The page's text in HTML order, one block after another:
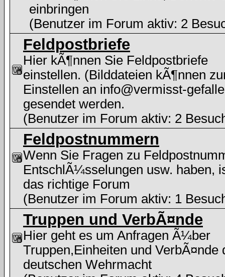
einbringen
(Benutzer im Forum aktiv: 2
Feldpostbriefe
Hier kÃ¶nnen Sie Feldpostbriefe
einstellen. (Bilddateien kÃ¶nnen
Einstellen an info@vermisst-
gesendet werden.
(Benutzer im Forum aktiv: 2
Feldpostnummern
Wenn Sie Fragen zu
EntschlÃ¼sselungen usw. haben,
das richtige Forum
(Benutzer im Forum aktiv: 1
Truppen und VerbÃ¤nde
Hier geht es um Anfragen Ã¼ber
Truppen,Einheiten und VerbÃ¤nde
deutschen Wehrmacht